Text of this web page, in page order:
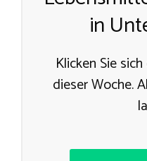
in
Klicken Sie
dieser Woche.